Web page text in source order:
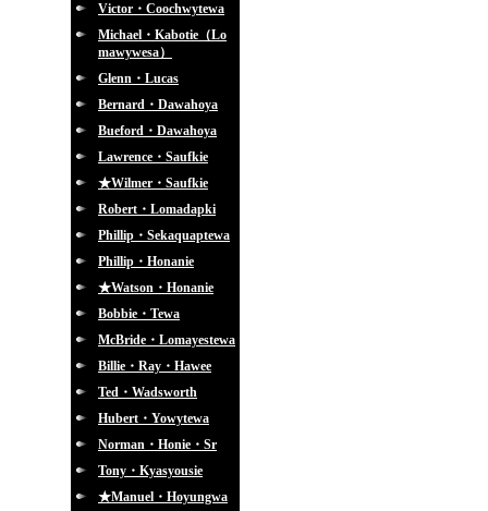
Victor・Coochwytewa
Michael・Kabotie（Lo
mawywesa）
Glenn・Lucas
Bernard・Dawahoya
Bueford・Dawahoya
Lawrence・Saufkie
★Wilmer・Saufkie
Robert・Lomadapki
Phillip・Sekaquaptewa
Phillip・Honanie
★Watson・Honanie
Bobbie・Tewa
McBride・Lomayestewa
Billie・Ray・Hawee
Ted・Wadsworth
Hubert・Yowytewa
Norman・Honie・Sr
Tony・Kyasyousie
★Manuel・Hoyungwa